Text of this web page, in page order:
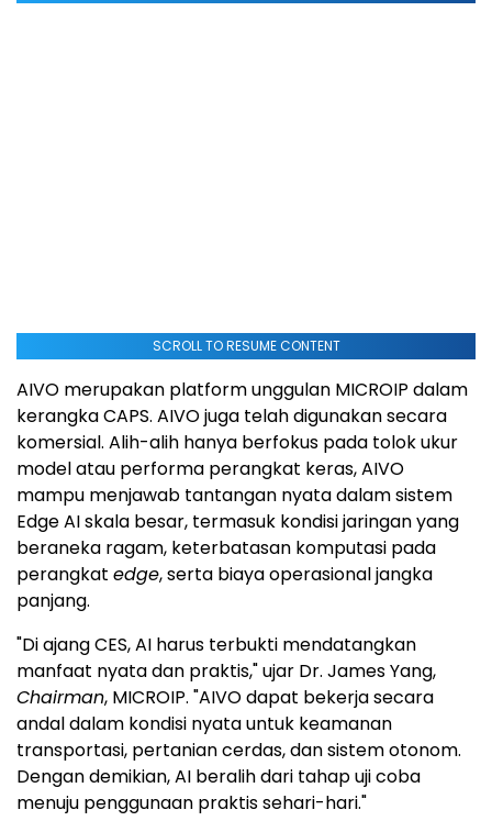
SCROLL TO RESUME CONTENT
AIVO merupakan platform unggulan MICROIP dalam
kerangka CAPS. AIVO juga telah digunakan secara
komersial. Alih-alih hanya berfokus pada tolok ukur
model atau performa perangkat keras, AIVO
mampu menjawab tantangan nyata dalam sistem
Edge AI skala besar, termasuk kondisi jaringan yang
beraneka ragam, keterbatasan komputasi pada
perangkat edge, serta biaya operasional jangka
panjang.
"Di ajang CES, AI harus terbukti mendatangkan
manfaat nyata dan praktis," ujar Dr. James Yang,
Chairman, MICROIP. "AIVO dapat bekerja secara
andal dalam kondisi nyata untuk keamanan
transportasi, pertanian cerdas, dan sistem otonom.
Dengan demikian, AI beralih dari tahap uji coba
menuju penggunaan praktis sehari-hari."